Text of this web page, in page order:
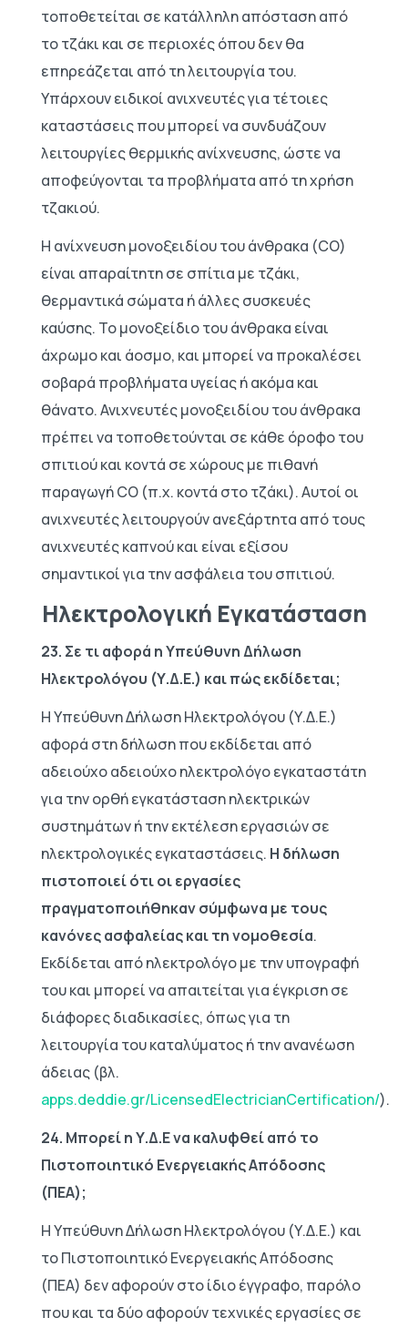
τοποθετείται σε κατάλληλη απόσταση από
το τζάκι και σε περιοχές όπου δεν θα
επηρεάζεται από τη λειτουργία του.
Υπάρχουν ειδικοί ανιχνευτές για τέτοιες
καταστάσεις που μπορεί να συνδυάζουν
λειτουργίες θερμικής ανίχνευσης, ώστε να
αποφεύγονται τα προβλήματα από τη χρήση
τζακιού.
Η ανίχνευση μονοξειδίου του άνθρακα (CO)
είναι απαραίτητη σε σπίτια με τζάκι,
θερμαντικά σώματα ή άλλες συσκευές
καύσης. Το μονοξείδιο του άνθρακα είναι
άχρωμο και άοσμο, και μπορεί να προκαλέσει
σοβαρά προβλήματα υγείας ή ακόμα και
θάνατο. Ανιχνευτές μονοξειδίου του άνθρακα
πρέπει να τοποθετούνται σε κάθε όροφο του
σπιτιού και κοντά σε χώρους με πιθανή
παραγωγή CO (π.χ. κοντά στο τζάκι). Αυτοί οι
ανιχνευτές λειτουργούν ανεξάρτητα από τους
ανιχνευτές καπνού και είναι εξίσου
σημαντικοί για την ασφάλεια του σπιτιού.
Ηλεκτρολογική Εγκατάσταση
23. Σε τι αφορά η Υπεύθυνη Δήλωση
Ηλεκτρολόγου (Υ.Δ.Ε.) και πώς εκδίδεται;
Η Υπεύθυνη Δήλωση Ηλεκτρολόγου (Υ.Δ.Ε.)
αφορά στη δήλωση που εκδίδεται από
αδειούχο αδειούχο ηλεκτρολόγο εγκαταστάτη
για την ορθή εγκατάσταση ηλεκτρικών
συστημάτων ή την εκτέλεση εργασιών σε
ηλεκτρολογικές εγκαταστάσεις. Η δήλωση
πιστοποιεί ότι οι εργασίες
πραγματοποιήθηκαν σύμφωνα με τους
κανόνες ασφαλείας και τη νομοθεσία.
Εκδίδεται από ηλεκτρολόγο με την υπογραφή
του και μπορεί να απαιτείται για έγκριση σε
διάφορες διαδικασίες, όπως για τη
λειτουργία του καταλύματος ή την ανανέωση
άδειας (βλ.
apps.deddie.gr/LicensedElectricianCertification/).
24. Μπορεί η Υ.Δ.Ε να καλυφθεί από το
Πιστοποιητικό Ενεργειακής Απόδοσης
(ΠΕΑ);
Η Υπεύθυνη Δήλωση Ηλεκτρολόγου (Υ.Δ.Ε.) και
το Πιστοποιητικό Ενεργειακής Απόδοσης
(ΠΕΑ) δεν αφορούν στο ίδιο έγγραφο, παρόλο
που και τα δύο αφορούν τεχνικές εργασίες σε